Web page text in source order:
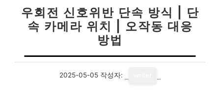
우회전 신호위반 단속 방식 | 단
속 카메라 위치 | 오작동 대응
방법
2025-05-05 작성자: